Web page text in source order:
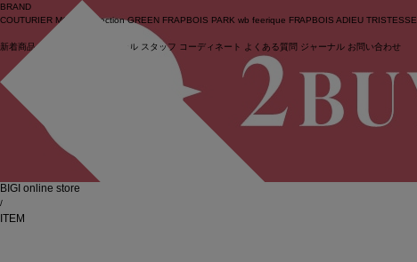
ログイン
BRAND
COUTURIER MOGA Collection GREEN FRAPBOIS PARK wb feerique FRAPBOIS ADIEU TRISTESSE
新着商品 (ライブ) セール スタッフ コーディネート よくある質問 ジャーナル お問い合わせ
BIGI online store
/
ITEM